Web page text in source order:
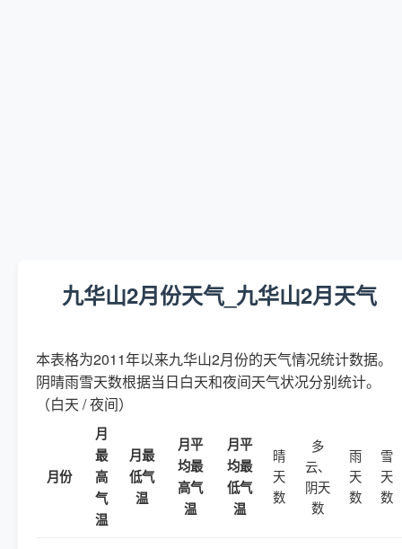
九华山2月份天气_九华山2月天气
本表格为2011年以来九华山2月份的天气情况统计数据。
阴晴雨雪天数根据当日白天和夜间天气状况分别统计。
（白天 / 夜间）
月份
月
最
高
气
温
月最
低气
温
月平
均最
高气
温
月平
均最
低气
温
晴
天
数
多
云、
阴天
数
雨
天
数
雪
天
数